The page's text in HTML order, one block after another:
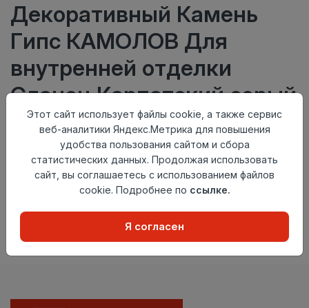
Декоративный Камень
Гипс КАМОЛОВ Для
внутренней отделки
Сланец Карпатский серый
0,84/40,32/48 400х95х12
Нет в наличии
Внимание! Внешний вид товара может отличаться от
в момент приобретения товара.
Этот сайт использует файлы cookie, а также сервис
веб-аналитики Яндекс.Метрика для повышения
удобства пользования сайтом и сбора
статистических данных. Продолжая использовать
сайт, вы соглашаетесь с использованием файлов
cookie. Подробнее по ссылке.
Я согласен